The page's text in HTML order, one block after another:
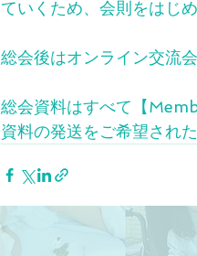
ていくため、会則をはじ
総会後はオンライン交流
総会資料はすべて【
資料の発送をご希望され